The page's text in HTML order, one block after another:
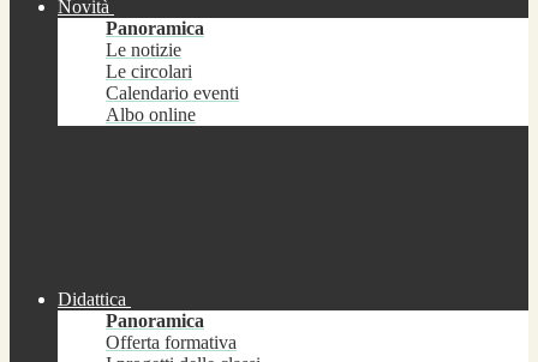
Novità
Panoramica
Le notizie
Le circolari
Calendario eventi
Albo online
Didattica
Panoramica
Offerta formativa